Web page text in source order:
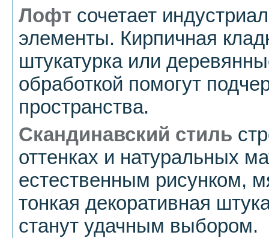
Лофт сочетает
элементы. Кирпичная
штукатурка или
обработкой помогут
пространства.
Скандинавский стиль
оттенках и натуральных
естественным рисунком,
тонкая декоративная
станут удачным выбором.